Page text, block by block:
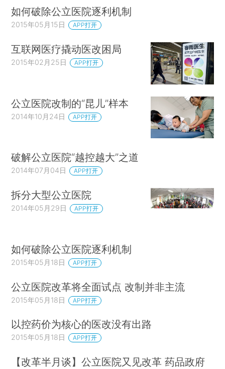
如何破除公立医院逐利机制
2015年05月15日 APP打开
互联网医疗撬动医改困局
2015年02月25日 APP打开
公立医院改制的“昆儿”样本
2014年10月24日 APP打开
破解公立医院“越控越大”之道
2014年07月04日 APP打开
拆分大型公立医院
2014年05月29日 APP打开
如何破除公立医院逐利机制
2015年05月18日 APP打开
公立医院改革将全面试点 改制并非主流
2015年05月18日 APP打开
以控药价为核心的医改没有出路
2015年05月18日 APP打开
【改革半月谈】公立医院又见改革 药品政府